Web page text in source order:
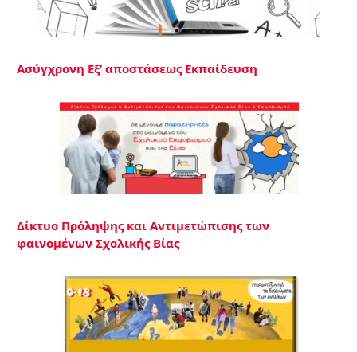
Ασύγχρονη Εξ’ αποστάσεως Εκπαίδευση
Δίκτυο Πρόληψης και Αντιμετώπισης των
φαινομένων Σχολικής Βίας